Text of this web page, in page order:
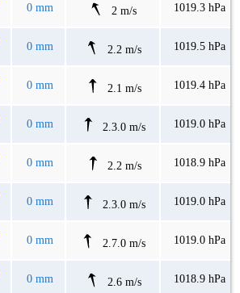
0 mm 2 m/s 1019.3 hPa
0 mm 2.2 m/s 1019.5 hPa
0 mm 2.1 m/s 1019.4 hPa
0 mm 2.3.0 m/s 1019.0 hPa
0 mm 2.2 m/s 1018.9 hPa
0 mm 2.3.0 m/s 1019.0 hPa
0 mm 2.7.0 m/s 1019.0 hPa
0 mm 2.6 m/s 1018.9 hPa